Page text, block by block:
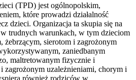
(TPD) jest ogólnopolskim,
które prowadzi działalność
dzieci. Organizacja ta skupia się na
trudnych warunkach, w tym dzieciom
żebrzącym, sierotom i zagrożonym
zaniedbanym
maltretowanym fizycznie i
zagrożonym uzależnieniami, chorym i
również rodziców w